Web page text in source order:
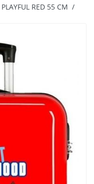
RED 55 CM